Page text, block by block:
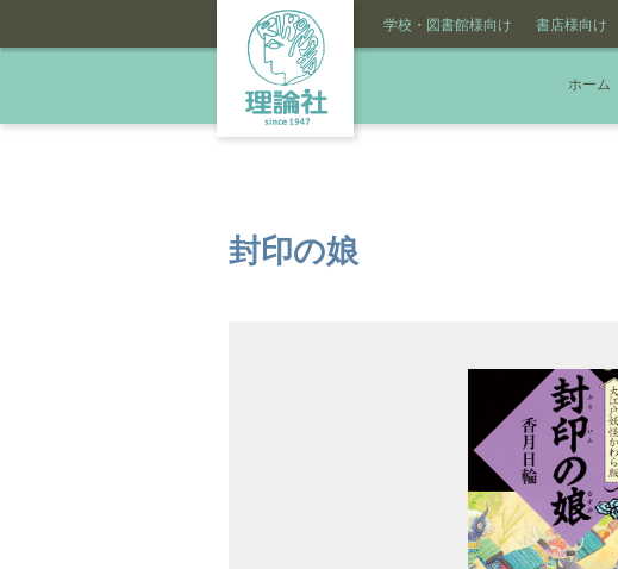
学校・図書館様向け 書店様向け
ホーム
封印の娘